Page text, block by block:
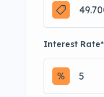
Interest Rate*